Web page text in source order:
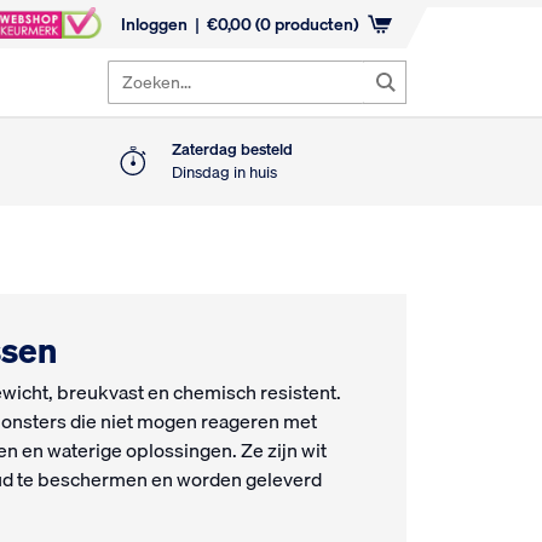
Inloggen €0,00(0 producten)
Zoeken...
Zaterdag besteld
Dinsdag in huis
breukvast en chemisch resistent.
die niet mogen reageren met
en waterige oplossingen. Ze zijn wit
te beschermen en worden geleverd